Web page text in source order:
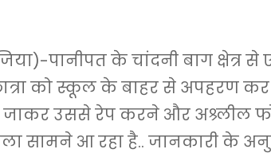
पानीपत के चांदनी बाग क्षेत्र से
को स्कूल के बाहर से अपहरण
उससे रेप करने और अश्र्लील
सामने आ रहा है.. जानकारी के